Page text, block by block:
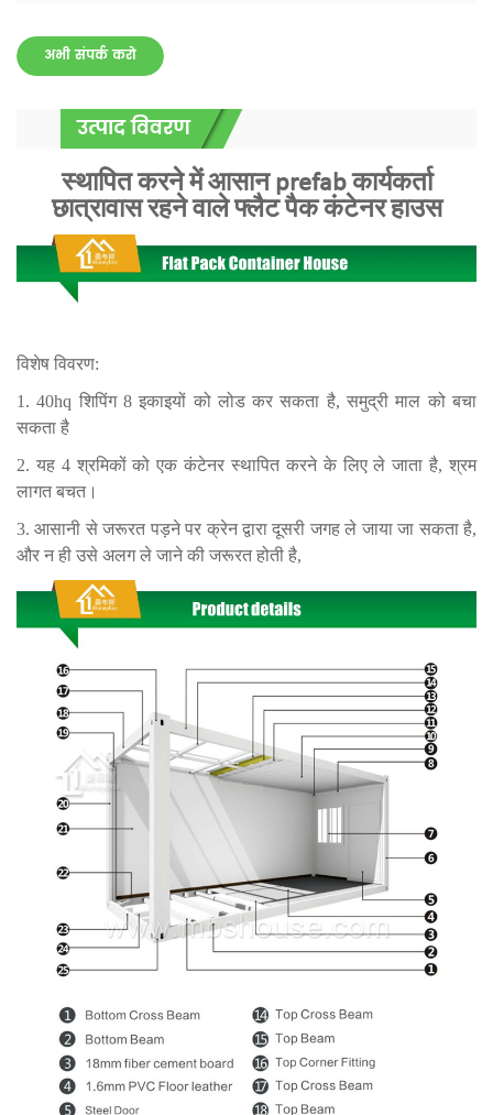
अभी संपर्क करो
उत्पाद विवरण
स्थापित करने में आसान prefab कार्यकर्ता
छात्रावास रहने वाले फ्लैट पैक कंटेनर हाउस
विशेष विवरण:
1. 40hq शिपिंग 8 इकाइयों को लोड कर सकता है, समुद्री माल को बचा
सकता है
2. यह 4 श्रमिकों को एक कंटेनर स्थापित करने के लिए ले जाता है, श्रम
लागत बचत।
3. आसानी से जरूरत पड़ने पर क्रेन द्वारा दूसरी जगह ले जाया जा सकता है,
और न ही उसे अलग ले जाने की जरूरत होती है,